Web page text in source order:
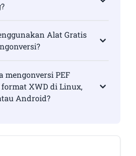
Alat Gratis
mengonversi PEF
XWD di Linux,
Android?